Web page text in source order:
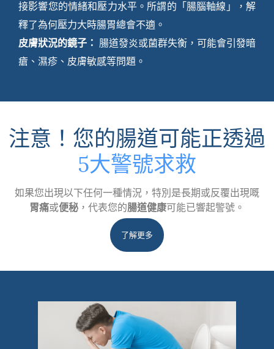
接影響您的情緒和壓力水平。所謂的「腸腦軸線」，解
釋了為何壓力大時腸胃總會不適。
皮膚狀況的鏡子： 腸道發炎或菌群失衡，可能會引發暗
瘡、濕疹、皮膚敏感等問題。
注意！您的腸道可能正透過
5大警號求救
如果您出現以下任何一種情況，特別是長期或反覆出現嘅
胃痛或便秘 ，代表您的腸道健康可能已響起警號。
了解更多